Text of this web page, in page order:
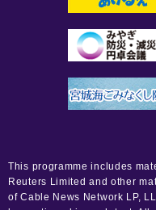
This programme includes
Reuters Limited and other
of Cable News Network LP,